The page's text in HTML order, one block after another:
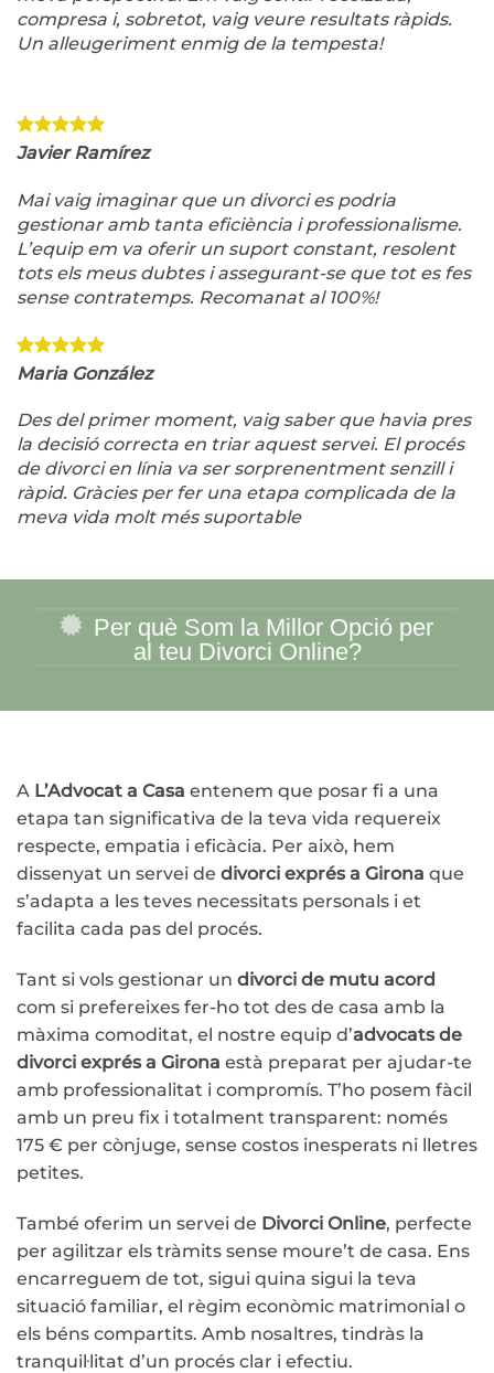
compresa i, sobretot, vaig veure resultats ràpids.
Un alleugeriment enmig de la tempesta!
Javier Ramírez
Mai vaig imaginar que un divorci es podria
gestionar amb tanta eficiència i professionalisme.
L’equip em va oferir un suport constant, resolent
tots els meus dubtes i assegurant-se que tot es fes
sense contratemps. Recomanat al 100%!
Maria González
Des del primer moment, vaig saber que havia pres
la decisió correcta en triar aquest servei. El procés
de divorci en línia va ser sorprenentment senzill i
ràpid. Gràcies per fer una etapa complicada de la
meva vida molt més suportable
Per què Som la Millor Opció per
al teu Divorci Online?
A L’Advocat a Casa entenem que posar fi a una
etapa tan significativa de la teva vida requereix
respecte, empatia i eficàcia. Per això, hem
dissenyat un servei de divorci exprés a Girona que
s’adapta a les teves necessitats personals i et
facilita cada pas del procés.
Tant si vols gestionar un divorci de mutu acord
com si prefereixes fer-ho tot des de casa amb la
màxima comoditat, el nostre equip d’advocats de
divorci exprés a Girona està preparat per ajudar-te
amb professionalitat i compromís. T’ho posem fàcil
amb un preu fix i totalment transparent: només
175 € per cònjuge, sense costos inesperats ni lletres
petites.
També oferim un servei de Divorci Online, perfecte
per agilitzar els tràmits sense moure’t de casa. Ens
encarreguem de tot, sigui quina sigui la teva
situació familiar, el règim econòmic matrimonial o
els béns compartits. Amb nosaltres, tindràs la
tranquil·litat d’un procés clar i efectiu.